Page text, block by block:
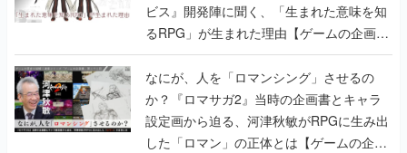
ビス』開発陣に聞く、「生まれた意味を知
るRPG」が生まれた理由【ゲームの企画
書】
なにが、人を「ロマンシング」させるの
か？『ロマサガ2』当時の企画書とキャラ
設定画から迫る、河津秋敏がRPGに生み出
した「ロマン」の正体とは【ゲームの企画